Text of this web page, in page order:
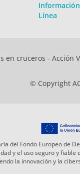
Línea
cruceros - Acción
© Copyright
del Fondo Europeo
y el uso seguro y
la innovación y la